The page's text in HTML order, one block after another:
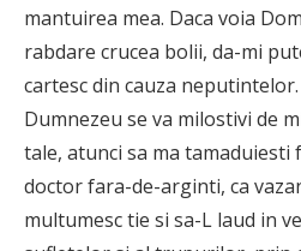
mantuirea mea. Daca voia
rabdare crucea bolii, da-mi
cartesc din cauza
Dumnezeu se va milostivi de
tale, atunci sa ma tamaduiesti
doctor fara-de-arginti, ca
multumesc tie si sa-L laud in